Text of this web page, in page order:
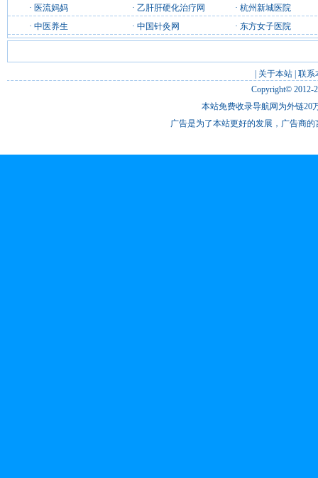
· 医流妈妈 · 乙肝肝硬化治疗网 · 杭州新城医院
· 中医养生 · 中国针灸网 · 东方女子医院
关于本站 联系
Copyright© 2012-
本站免费收录导航网为外链20
广告是为了本站更好的发展，广告商